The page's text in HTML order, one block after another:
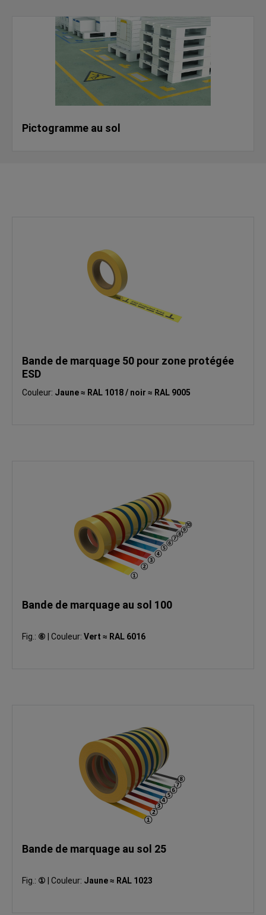
Pictogramme au sol
Bande de marquage 50 pour zone protégée
ESD
Couleur: Jaune ≈ RAL 1018 / noir ≈ RAL 9005
Bande de marquage au sol 100
Fig.: ⑥ Couleur: Vert ≈ RAL 6016
Bande de marquage au sol 25
Fig.: ① Couleur: Jaune ≈ RAL 1023